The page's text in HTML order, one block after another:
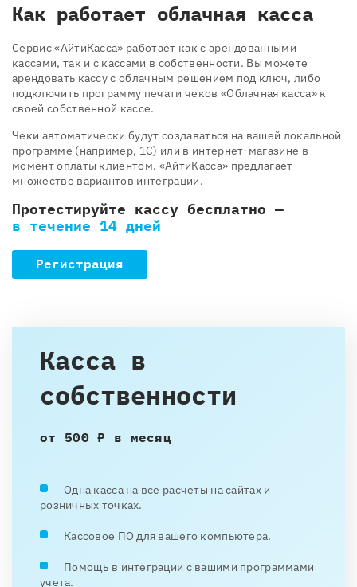
Как работает облачная касса
Cервис «АйтиКасса» работает как с арендованными
кассами, так и с кассами в собственности. Вы можете
арендовать кассу с облачным решением под ключ, либо
подключить программу печати чеков «Облачная касса» к
своей собственной кассе.
Чеки автоматически будут создаваться на вашей локальной
программе (например, 1С) или в интернет-магазине в
момент оплаты клиентом. «АйтиКасса» предлагает
множество вариантов интеграции.
Протестируйте кассу бесплатно —
в течение 14 дней
Регистрация
Касса в
собственности
от 500 ₽ в месяц
Одна касса на все расчеты на сайтах и
розничных точках.
Кассовое ПО для вашего компьютера.
Помощь в интеграции с вашими программами
учета.